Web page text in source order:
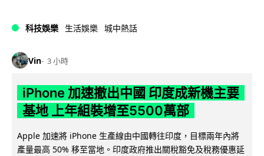
科技娛樂 生活娛樂 城中熱話
Vin 3 小時
iPhone 加速撤出中國 印度成新機主要
基地 上年組裝增至5500萬部
Apple 加速將 iPhone 生產線由中國轉往印度，目標兩年內將
產量最高 50% 移至當地。印度政府推出關稅豁免及稅務優惠延